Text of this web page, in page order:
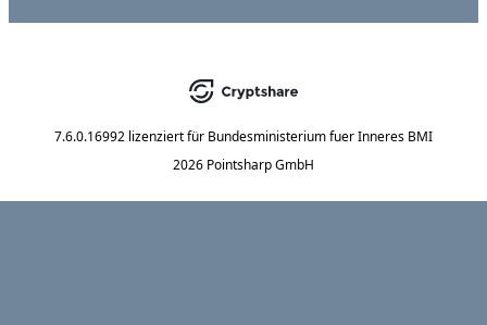
7.6.0.16992 lizenziert für Bundesministerium fuer Inneres BMI
2026 Pointsharp GmbH